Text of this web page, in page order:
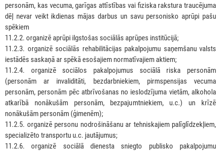
personām, kas vecuma, garīgas attīstības vai fiziska rakstura traucējuma
dēļ nevar veikt ikdienas mājas darbus un savu personisko aprūpi pašu
spēkiem
11.2.2. organizē aprūpi ilgstošas sociālās aprūpes institūcijā;
11.2.3. organizē sociālās rehabilitācijas pakalpojumu saņemšanu valsts
iestādēs saskaņā ar spēkā esošajiem normatīvajiem aktiem;
11.2.4. organizē sociālos pakalpojumus sociālā riska personām
(personām ar invaliditāti, bezdarbniekiem, pirmspensijas vecuma
personām, personām pēc atbrīvošanas no ieslodzījuma vietām, alkohola
atkarībā nonākušām personām, bezpajumtniekiem, u.c.) un krīzē
nonākušām personām (ģimenēm);
11.2.5. organizē personu nodrošināšanu ar tehniskajiem palīglīdzekļiem,
specializēto transportu u.c. jautājumus;
11.2.6. organizē sociālā dienesta sniegto publisko pakalpojumu